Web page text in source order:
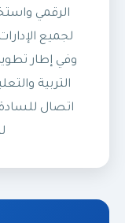
الرقمي
لجميع
وفي إطار
التربية
اتصال للسادة